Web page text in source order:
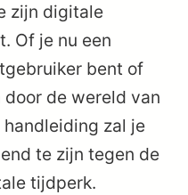
zijn digitale
Of je nu een
bent of
de wereld van
zal je
te zijn tegen de
tijdperk.